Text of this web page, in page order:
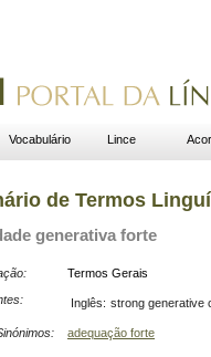
Vocabulário Lince
de Termos
generativa forte
Termos Gerais
Inglês: strong generative
adequação forte